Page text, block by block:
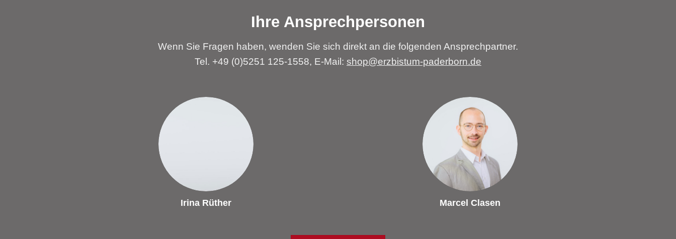
Ihre Ansprechpersonen
Wenn Sie Fragen haben, wenden Sie sich direkt an die folgenden Ansprechpartner.
Tel. +49 (0)5251 125-1558, E-Mail: shop@erzbistum-paderborn.de
Irina Rüther Marcel Clasen